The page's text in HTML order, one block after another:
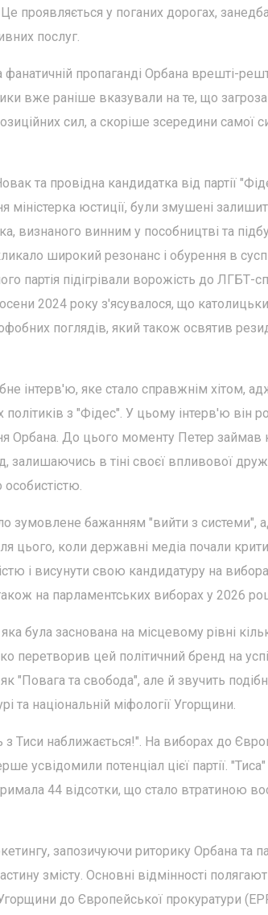
проявляється у поганих дорогах,
послуг.
фанатичній пропаганді Орбана врешті-
вже раніше вказували на те, що
сил, а скоріше зсередини самої
та провідна кандидатка від партії
юстиції, були змушені
визнаного винним у пособництві та
широкий резонанс і обурення в
партія підігрівали ворожість до ЛГБТ-
2024 року з'ясувалося, що
поглядів, який також освятив
інтерв'ю, яке стало справжнім хітом,
з "Фідес". У цьому інтерв'ю він
Орбана. До цього моменту Петер займав
залишаючись в тіні своєї впливової
зумовлене бажанням "вийти з системи",
цього, коли державні медіа почали
і висунути свою кандидатуру на
на парламентських виборах у 2026
була заснована на місцевому рівні
перетворив цей політичний бренд на
"Повага та свобода", але й звучить
та національній міфології Угорщини.
з Тиси наближається!". На виборах до
усвідомили потенціал цієї партії.
44 відсотки, що стало втратиною
запозичуючи риторику Орбана та
змісту. Основні відмінності
до Європейської прокуратури